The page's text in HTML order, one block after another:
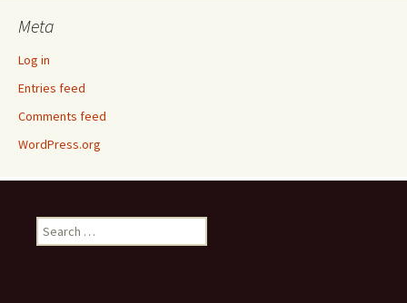
Meta
Log in
Entries feed
Comments feed
WordPress.org
Search
for: